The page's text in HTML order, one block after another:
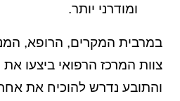
ומודרני יותר.
במרבית המקרים, הרופא,
צוות המרכז הרפואי ביצעו
והתובע נדרש להוכיח את